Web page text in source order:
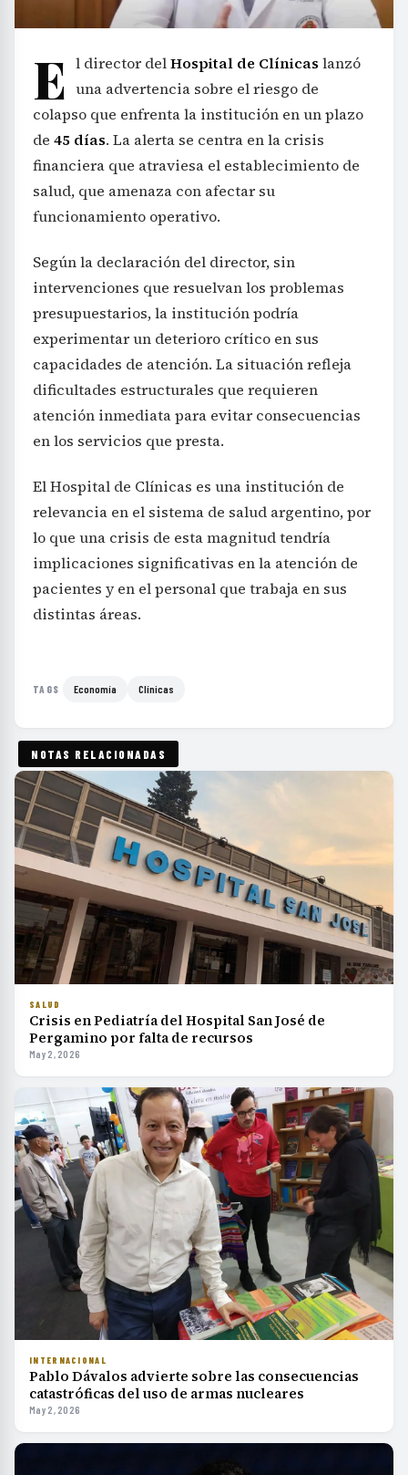
E l director delHospital de Clínicas lanzó
una advertencia sobre el riesgo de
colapso que enfrenta la institución en un plazo
de 45 días. La alerta se centra en la crisis
financiera que atraviesa el establecimiento de
salud, que amenaza con afectar su
funcionamiento operativo.
Según la declaración del director, sin
intervenciones que resuelvan los problemas
presupuestarios, la institución podría
experimentar un deterioro crítico en sus
capacidades de atención. La situación refleja
dificultades estructurales que requieren
atención inmediata para evitar consecuencias
en los servicios que presta.
El Hospital de Clínicas es una institución de
relevancia en el sistema de salud argentino, por
lo que una crisis de esta magnitud tendría
implicaciones significativas en la atención de
pacientes y en el personal que trabaja en sus
distintas áreas.
TAGS Economía Clínicas
NOTAS RELACIONADAS
SALUD
Crisis en Pediatría del Hospital San José de
Pergamino por falta de recursos
May 2, 2026
INTERNACIONAL
Pablo Dávalos advierte sobre las consecuencias
catastróficas del uso de armas nucleares
May 2, 2026